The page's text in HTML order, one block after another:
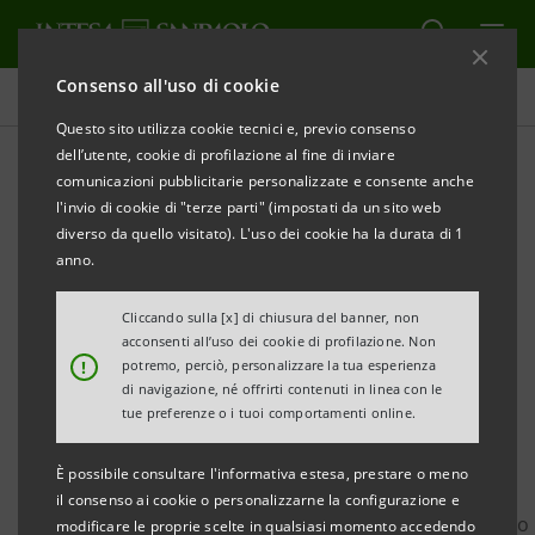
Consenso all'uso di cookie
Questo sito utilizza cookie tecnici e, previo consenso
dell’utente, cookie di profilazione al fine di inviare
comunicazioni pubblicitarie personalizzate e consente anche
l'invio di cookie di "terze parti" (impostati da un sito web
diverso da quello visitato). L'uso dei cookie ha la durata di 1
anno.
!
Cliccando sulla [x] di chiusura del banner, non
acconsenti all’uso dei cookie di profilazione. Non
potremo, perciò, personalizzare la tua esperienza
di navigazione, né offrirti contenuti in linea con le
tue preferenze o i tuoi comportamenti online.
È possibile consultare l'informativa estesa, prestare o meno
il consenso ai cookie o personalizzarne la configurazione e
modificare le proprie scelte in qualsiasi momento accedendo
Governance
Notifica elettronica della
delega
AGGIORNA
E' consentito notificare elettronicamente la delega
calce (o, in alternativa, la casella di
postanotifica.delega@intesasanpaolo.comfornendo